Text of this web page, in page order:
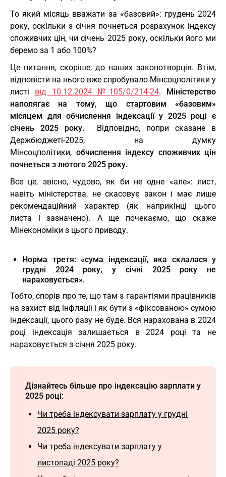
То який місяць вважати за «базовий»: грудень 2024
року, оскільки з січня почнеться розрахунок індексу
споживчих цін, чи січень 2025 року, оскільки його ми
беремо за 1 або 100%?
Це питання, скоріше, до наших законотворців. Втім,
відповісти на нього вже спробувало Мінсоцполітики у
листі від 10.12.2024 №105/0/214-24. Міністерство
наполягає на тому, що стартовим «базовим»
місяцем для обчислення індексації у 2025 році є
січень 2025 року. Відповідно, попри сказане в
Держбюджеті-2025, на думку
Мінсоцполітики, обчислення індексу споживчих цін
почнеться з лютого 2025 року.
Все це, звісно, чудово, як би не одне «але»: лист,
навіть міністерства, не скасовує закон і має лише
рекомендаційний характер (як наприкінці цього
листа і зазначено). А ще почекаємо, що скаже
Мінекономіки з цього приводу.
Норма третя: «сума індексації, яка склалася у
грудні 2024 року, у січні 2025 року не
нараховується».
Тобто, спорів про те, що там з гарантіями працівників
на захист від інфляції і як бути з «фіксованою» сумою
індексації, цього разу не буде. Вся нарахована в 2024
році індексація залишається в 2024 році та не
нараховується з січня 2025 року.
Дізнайтесь більше про індексацію зарплати у
2025 році:
Чи треба індексувати зарплату у грудні
2025 року?
Чи треба індексувати зарплату у
листопаді 2025 року?